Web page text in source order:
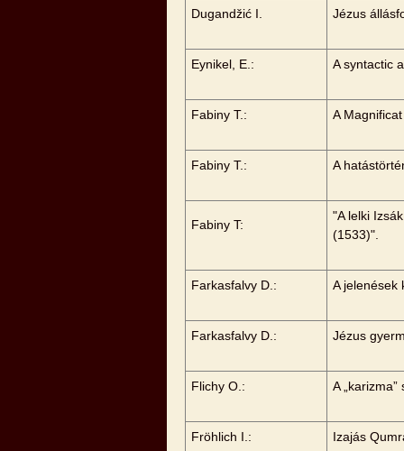
Dugandžić I. Jézus
Eynikel, E.: A syntactic
Fabiny T.: A
Fabiny T.: A
Fabiny T:
"A lelki
(1533)".
Farkasfalvy D.: A jelenések
Farkasfalvy D.: Jézus
Flichy O.: A
Fröhlich I.: Izajás